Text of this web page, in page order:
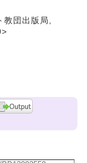
団出版局,